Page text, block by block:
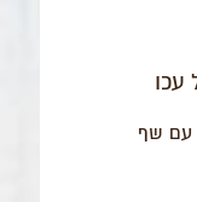
עכו
עם שף